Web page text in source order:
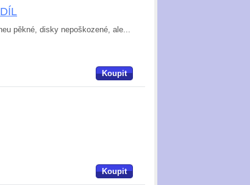
pěkné, disky nepoškozené, ale...
Koupit
Koupit